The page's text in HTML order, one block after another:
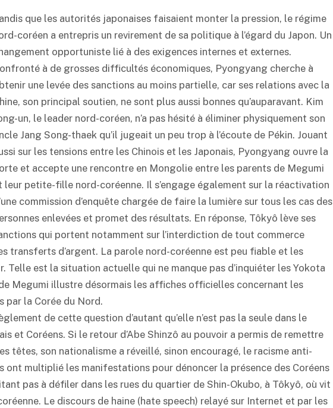
que les autorités japonaises faisaient monter la pression, le régime
coréen a entrepris un revirement de sa politique à l’égard du Japon. Un
opportuniste lié à des exigences internes et externes.
à de grosses difficultés économiques, Pyongyang cherche à
une levée des sanctions au moins partielle, car ses relations avec la
son principal soutien, ne sont plus aussi bonnes qu’auparavant. Kim
un, le leader nord-coréen, n’a pas hésité à éliminer physiquement son
Jang Song-thaek qu’il jugeait un peu trop à l’écoute de Pékin. Jouant
sur les tensions entre les Chinois et les Japonais, Pyongyang ouvre la
et accepte une rencontre en Mongolie entre les parents de Megumi
leur petite-fille nord-coréenne. Il s’engage également sur la réactivation
commission d’enquête chargée de faire la lumière sur tous les cas des
enlevées et promet des résultats. En réponse, Tôkyô lève ses
qui portent notamment sur l’interdiction de tout commerce
transferts d’argent. La parole nord-coréenne est peu fiable et les
Telle est la situation actuelle qui ne manque pas d’inquiéter les Yokota
Megumi illustre désormais les affiches officielles concernant les
par la Corée du Nord.
de cette question d’autant qu’elle n’est pas la seule dans le
et Coréens. Si le retour d’Abe Shinzô au pouvoir a permis de remettre
têtes, son nationalisme a réveillé, sinon encouragé, le racisme anti-
ont multiplié les manifestations pour dénoncer la présence des Coréens
pas à défiler dans les rues du quartier de Shin-Okubo, à Tôkyô, où vit
Le discours de haine (hate speech) relayé sur Internet et par les